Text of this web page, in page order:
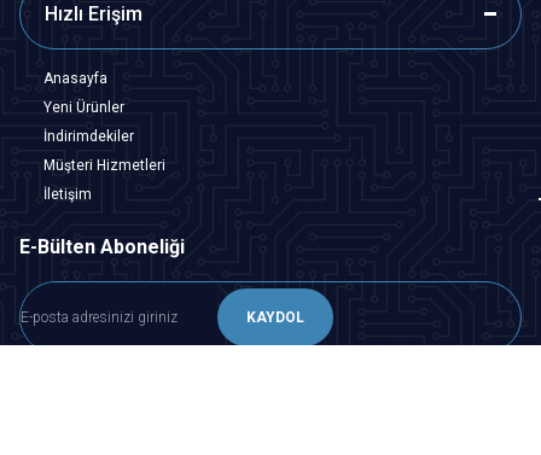
Hızlı Erişim
Anasayfa
Yeni Ürünler
İndirimdekiler
Müşteri Hizmetleri
İletişim
E-Bülten Aboneliği
KAYDOL